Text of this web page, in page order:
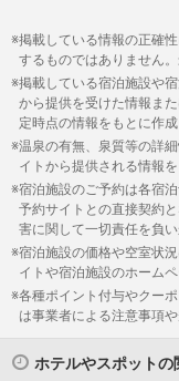
掲載している情報の正確
するものではありません
掲載している宿泊施設や
から提供を受けた情報ま
定時点の情報をもとに作成
温泉の有無、泉質等の詳
イトから提供される情報
宿泊施設のご予約は各宿
予約サイトとの直接契約
害に関して一切責任を負い
宿泊施設の価格や空室状
イトや宿泊施設のホーム
各種ポイント付与やクー
は事業者による注意事項
ホテルやスポットの